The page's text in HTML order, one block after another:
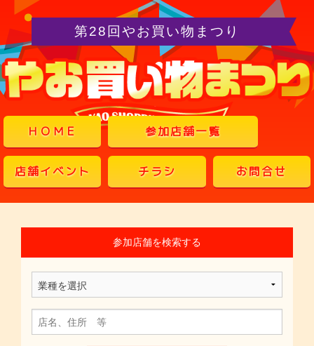
第28回やお買い物まつり
ＨＯＭＥ 参加店舗一覧
店舗イベント チラシ お問合せ
参加店舗を検索する